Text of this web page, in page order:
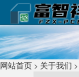
网站首页 > 关于我们 >